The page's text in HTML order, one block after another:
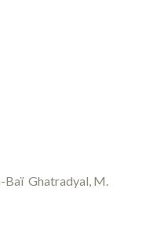
Baï Ghatradyal, M.